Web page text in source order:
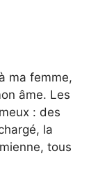
ma femme,
âme. Les
: des
la
tous